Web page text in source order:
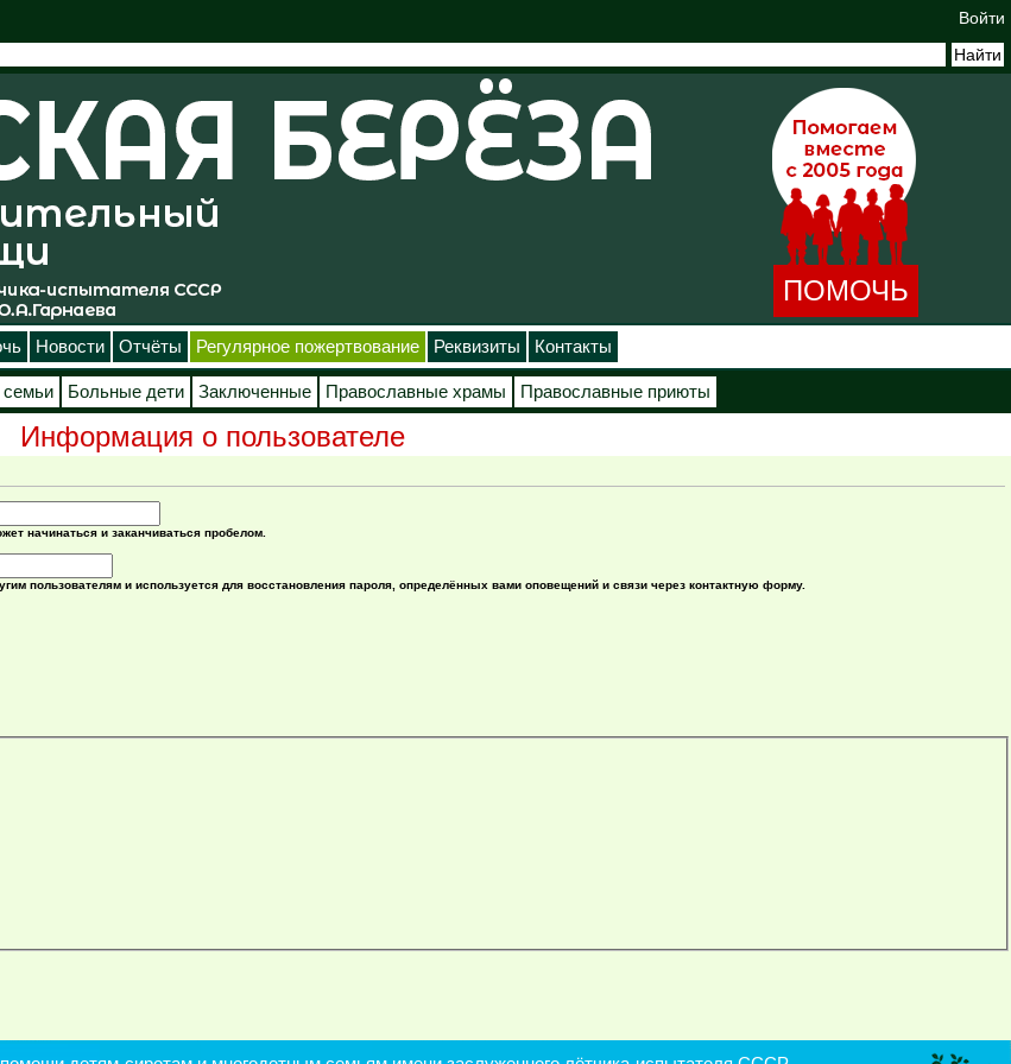
Войти
ПОМОЧЬ
Новости Отчёты Регулярное пожертвование Реквизиты Контакты
Больные дети Заключенные Православные храмы Православные приюты
Информация о пользователе
начинаться и заканчиваться пробелом.
пользователям и используется для восстановления пароля, определённых вами оповещений и связи через контактную форму.